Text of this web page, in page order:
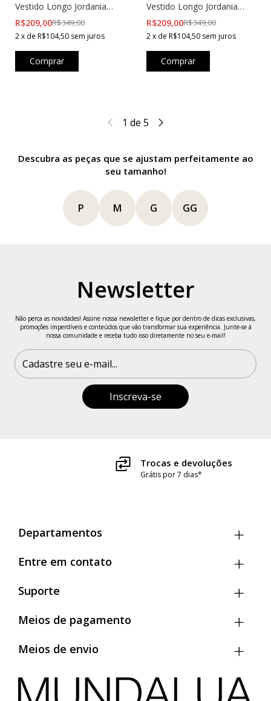
Vestido Longo Jordania
Bege
R$209,00R$349,00
2x de R$104,50 sem juros
Comprar
Vestido Longo Jordania
Marrom
R$209,00R$349,00
2 x de R$104,50 sem juros
Comprar
1 de 5
Descubra as peças que se ajustam perfeitamente ao
seu tamanho!
P M G GG
Newsletter
Não perca as novidades! Assine nossa newsletter e fique por dentro de dicas exclusivas,
promoções imperdíveis e conteúdos que vão transformar sua experiência. Junte-se à
nossa comunidade e receba tudo isso diretamente no seu e-mail!
Trocas e devoluções
Grátis por 7 dias*
Departamentos
Entre em contato
Suporte
Meios de pagamento
Meios de envio